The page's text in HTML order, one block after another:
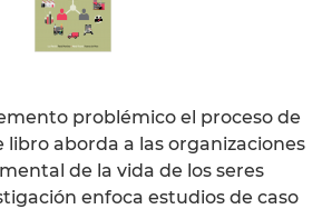
problémico el proceso de
libro aborda a las organizaciones
de la vida de los seres
enfoca estudios de caso